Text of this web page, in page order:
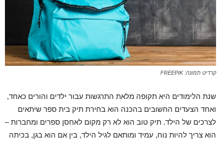
קרדיט תמונה: FREEPIK
שנת הלימודים היא תקופה מלאת התרגשות עבור ילדים והורים כאחד,
ואחד הצעדים החשובים בהכנה הוא בחירת תיק בית ספר שיתאים
לצרכים של הילד. תיק טוב הוא לא רק מקום לאחסן ספרים ומחברות –
הוא צריך להיות נוח, עמיד ומותאם לגיל הילד, בין אם הוא בגן, בכיתה